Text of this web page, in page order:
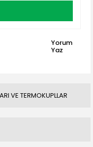
VE TERMOKUPLLAR
Yorum
Yaz